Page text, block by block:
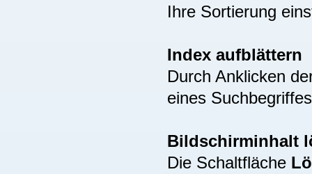
Ihre Sortierung
Index aufblättern
Durch Anklicken
eines
Bildschirminhalt
Die Schaltfläche